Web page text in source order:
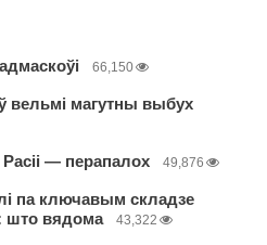
66,150
вельмі магутны выбух
— перапалох 49,876
па ключавым складзе
што вядома
43,322